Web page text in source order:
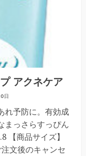
アクネケア
日
れ予防に。有効成
まっさらすっぴん
【商品サイズ】
文後のキャンセ